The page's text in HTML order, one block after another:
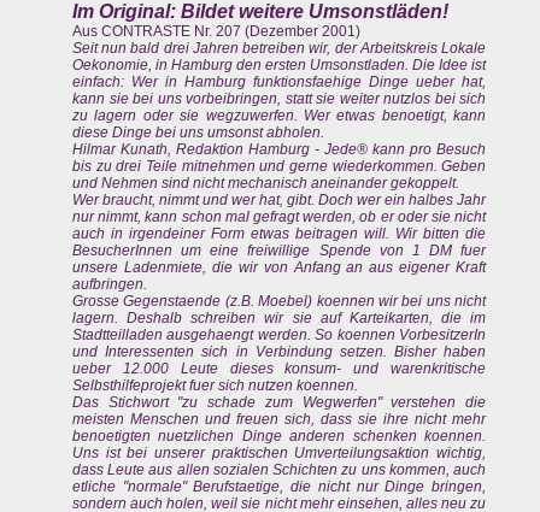
Im Original: Bildet weitere Umsonstläden!
Aus CONTRASTE Nr. 207 (Dezember 2001)
Seit nun bald drei Jahren betreiben wir, der Arbeitskreis Lokale
Oekonomie, in Hamburg den ersten Umsonstladen. Die Idee ist
einfach: Wer in Hamburg funktionsfaehige Dinge ueber hat,
kann sie bei uns vorbeibringen, statt sie weiter nutzlos bei sich
zu lagern oder sie wegzuwerfen. Wer etwas benoetigt, kann
diese Dinge bei uns umsonst abholen.
Hilmar Kunath, Redaktion Hamburg - Jede® kann pro Besuch
bis zu drei Teile mitnehmen und gerne wiederkommen. Geben
und Nehmen sind nicht mechanisch aneinander gekoppelt.
Wer braucht, nimmt und wer hat, gibt. Doch wer ein halbes Jahr
nur nimmt, kann schon mal gefragt werden, ob er oder sie nicht
auch in irgendeiner Form etwas beitragen will. Wir bitten die
BesucherInnen um eine freiwillige Spende von 1 DM fuer
unsere Ladenmiete, die wir von Anfang an aus eigener Kraft
aufbringen.
Grosse Gegenstaende (z.B. Moebel) koennen wir bei uns nicht
lagern. Deshalb schreiben wir sie auf Karteikarten, die im
Stadtteilladen ausgehaengt werden. So koennen VorbesitzerIn
und Interessenten sich in Verbindung setzen. Bisher haben
ueber 12.000 Leute dieses konsum- und warenkritische
Selbsthilfeprojekt fuer sich nutzen koennen.
Das Stichwort "zu schade zum Wegwerfen" verstehen die
meisten Menschen und freuen sich, dass sie ihre nicht mehr
benoetigten nuetzlichen Dinge anderen schenken koennen.
Uns ist bei unserer praktischen Umverteilungsaktion wichtig,
dass Leute aus allen sozialen Schichten zu uns kommen, auch
etliche "normale" Berufstaetige, die nicht nur Dinge bringen,
sondern auch holen, weil sie nicht mehr einsehen, alles neu zu